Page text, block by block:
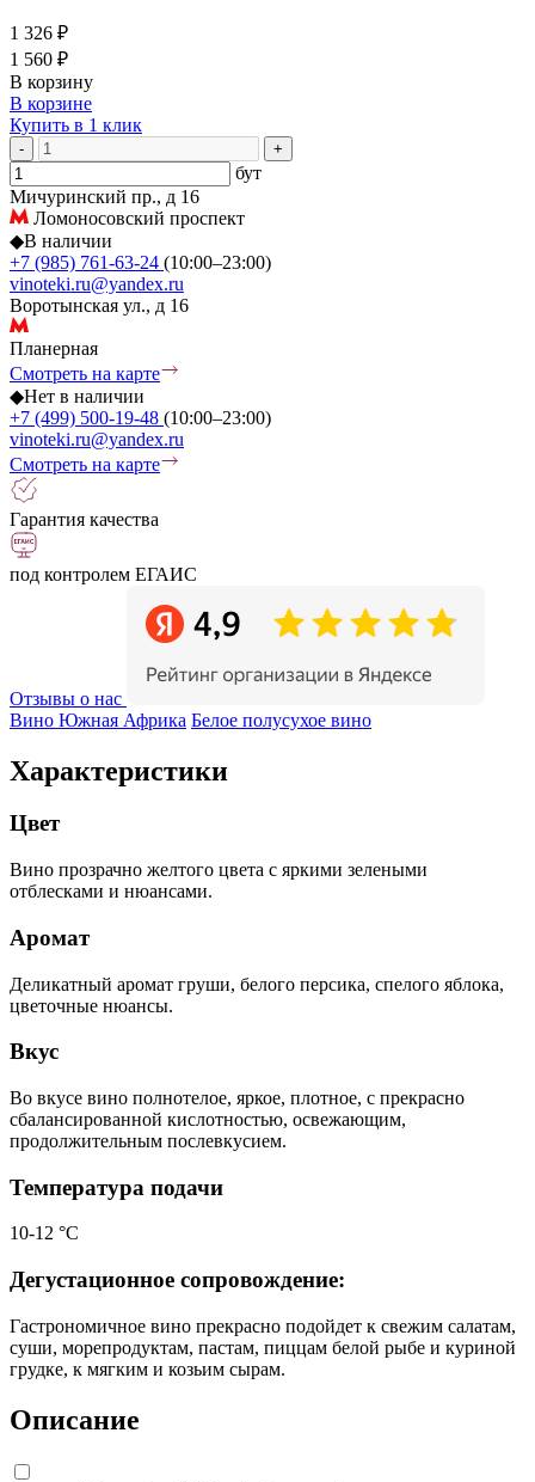
1 326 ₽
1 560 ₽
В корзину
В корзине
Купить в 1 клик
- +
бут
Мичуринский пр., д 16
Ломоносовский проспект
◆В наличии
+7 (985) 761-63-24 (10:00–23:00)
vinoteki.ru@yandex.ru
Воротынская ул., д 16
Планерная
Смотреть на карте
◆Нет в наличии
+7 (499) 500-19-48 (10:00–23:00)
vinoteki.ru@yandex.ru
Смотреть на карте
Гарантия качества
под контролем ЕГАИС
Отзывы о нас
Вино Южная Африка Белое полусухое вино
Характеристики
Цвет
Вино прозрачно желтого цвета с яркими зелеными
отблесками и нюансами.
Аромат
Деликатный аромат груши, белого персика, спелого яблока,
цветочные нюансы.
Вкус
Во вкусе вино полнотелое, яркое, плотное, с прекрасно
сбалансированной кислотностью, освежающим,
продолжительным послевкусием.
Температура подачи
10-12 °С
Дегустационное сопровождение:
Гастрономичное вино прекрасно подойдет к свежим салатам,
суши, морепродуктам, пастам, пиццам белой рыбе и куриной
грудке, к мягким и козьим сырам.
Описание